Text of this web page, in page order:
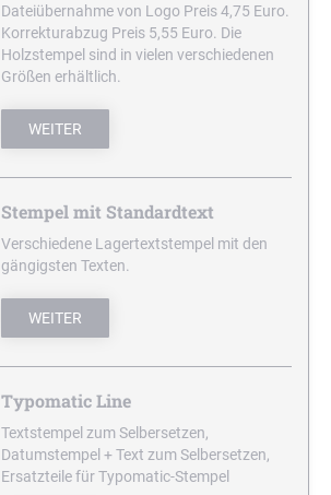
Dateiübernahme von Logo Preis 4,75 Euro.
Korrekturabzug Preis 5,55 Euro. Die
Holzstempel sind in vielen verschiedenen
Größen erhältlich.
WEITER
Stempel mit Standardtext
Verschiedene Lagertextstempel mit den
gängigsten Texten.
WEITER
Typomatic Line
Textstempel zum Selbersetzen,
Datumstempel + Text zum Selbersetzen,
Ersatzteile für Typomatic-Stempel